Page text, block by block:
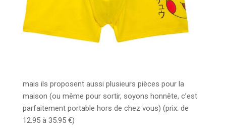
mais ils proposent aussi plusieurs pièces pour la
maison (ou même pour sortir, soyons honnête, c’est
parfaitement portable hors de chez vous) (prix: de
12.95 à 35.95 €)